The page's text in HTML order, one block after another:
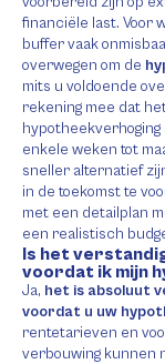
financiële last. Voor
buffer vaak
overwegen om de
mits u voldoende
rekening mee dat
enkele weken tot
sneller alternatief
in de toekomst te
met een detailplan
een realistisch
Is het
voordat ik mijn
Ja, het is absoluut
voordat u uw
rentetarieven en
verbouwing kunnen